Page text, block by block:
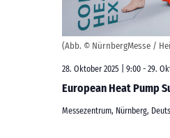
(Abb. © NürnbergMesse /
European Heat Pump
28. Oktober 2025 | 9:00 - 29.
Messezentrum, Nürnberg,